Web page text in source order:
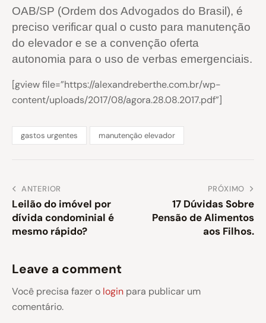
OAB/SP (Ordem dos Advogados do Brasil), é
preciso verificar qual o custo para manutenção
do elevador e se a convenção oferta
autonomia para o uso de verbas emergenciais.
[gview file=”https://alexandreberthe.com.br/wp-
content/uploads/2017/08/agora.28.08.2017.pdf”]
gastos urgentes manutenção elevador
ANTERIOR
Leilão do imóvel por
dívida condominial é
mesmo rápido?
PRÓXIMO
17 Dúvidas Sobre
Pensão de Alimentos
aos Filhos.
Leave a comment
Você precisa fazer o login para publicar um
comentário.